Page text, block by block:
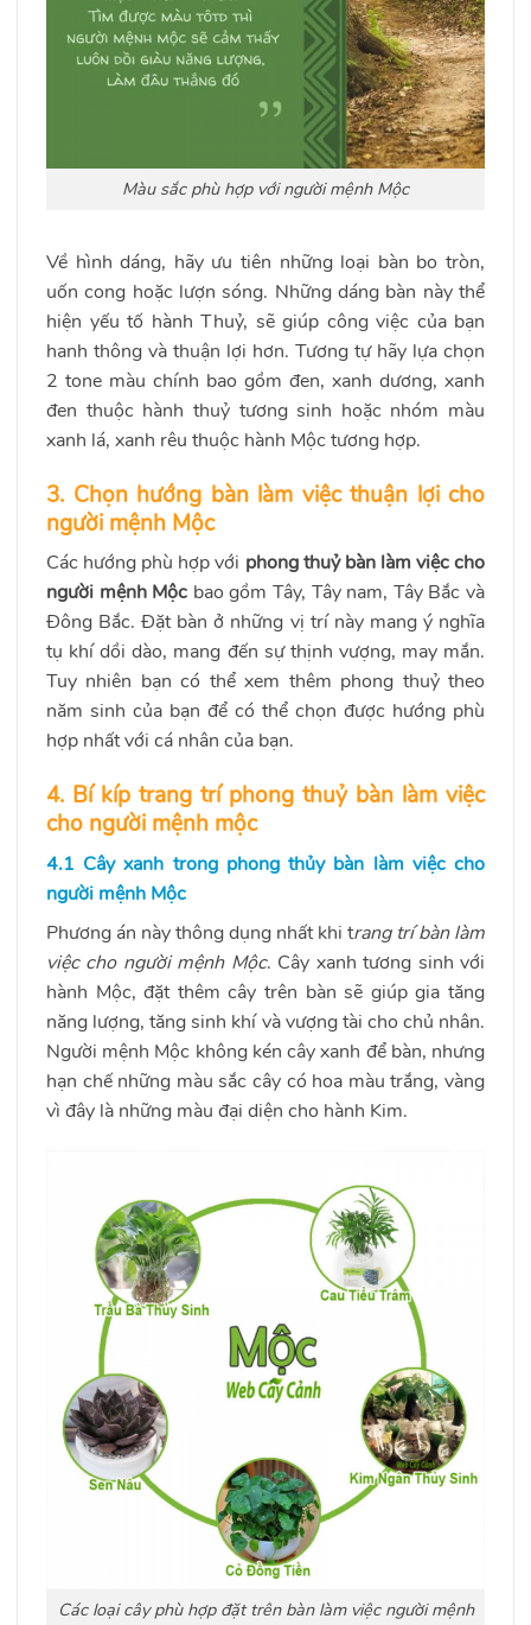
Màu sắc phù hợp với người mệnh Mộc
Về hình dáng, hãy ưu tiên những loại bàn bo tròn,
uốn cong hoặc lượn sóng. Những dáng bàn này thể
hiện yếu tố hành Thuỷ, sẽ giúp công việc của bạn
hanh thông và thuận lợi hơn. Tương tự hãy lựa chọn
2 tone màu chính bao gồm đen, xanh dương, xanh
đen thuộc hành thuỷ tương sinh hoặc nhóm màu
xanh lá, xanh rêu thuộc hành Mộc tương hợp.
3. Chọn hướng bàn làm việc thuận lợi cho
người mệnh Mộc
Các hướng phù hợp với phong thuỷ bàn làm việc cho
người mệnh Mộc bao gồm Tây, Tây nam, Tây Bắc và
Đông Bắc. Đặt bàn ở những vị trí này mang ý nghĩa
tụ khí dồi dào, mang đến sự thịnh vượng, may mắn.
Tuy nhiên bạn có thể xem thêm phong thuỷ theo
năm sinh của bạn để có thể chọn được hướng phù
hợp nhất với cá nhân của bạn.
4. Bí kíp trang trí phong thuỷ bàn làm việc
cho người mệnh mộc
4.1 Cây xanh trong phong thủy bàn làm việc cho
người mệnh Mộc
Phương án này thông dụng nhất khi trang trí bàn làm
việc cho người mệnh Mộc. Cây xanh tương sinh với
hành Mộc, đặt thêm cây trên bàn sẽ giúp gia tăng
năng lượng, tăng sinh khí và vượng tài cho chủ nhân.
Người mệnh Mộc không kén cây xanh để bàn, nhưng
hạn chế những màu sắc cây có hoa màu trắng, vàng
vì đây là những màu đại diện cho hành Kim.
Các loại cây phù hợp đặt trên bàn làm việc người mệnh